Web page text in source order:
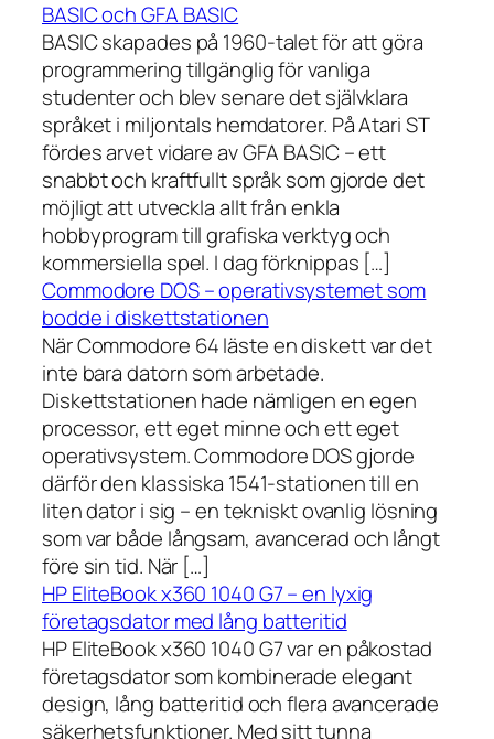
BASIC och GFA BASIC
BASIC skapades på 1960-talet för att göra
programmering tillgänglig för vanliga
studenter och blev senare det självklara
språket i miljontals hemdatorer. På Atari ST
fördes arvet vidare av GFA BASIC – ett
snabbt och kraftfullt språk som gjorde det
möjligt att utveckla allt från enkla
hobbyprogram till grafiska verktyg och
kommersiella spel. I dag förknippas […]
Commodore DOS – operativsystemet som
bodde i diskettstationen
När Commodore 64 läste en diskett var det
inte bara datorn som arbetade.
Diskettstationen hade nämligen en egen
processor, ett eget minne och ett eget
operativsystem. Commodore DOS gjorde
därför den klassiska 1541-stationen till en
liten dator i sig – en tekniskt ovanlig lösning
som var både långsam, avancerad och långt
före sin tid. När […]
HP EliteBook x360 1040 G7 – en lyxig
företagsdator med lång batteritid
HP EliteBook x360 1040 G7 var en påkostad
företagsdator som kombinerade elegant
design, lång batteritid och flera avancerade
säkerhetsfunktioner. Med sitt tunna